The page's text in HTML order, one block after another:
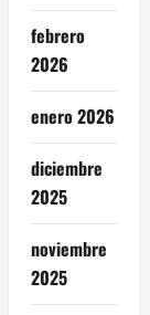
febrero
2026
enero 2026
diciembre
2025
noviembre
2025